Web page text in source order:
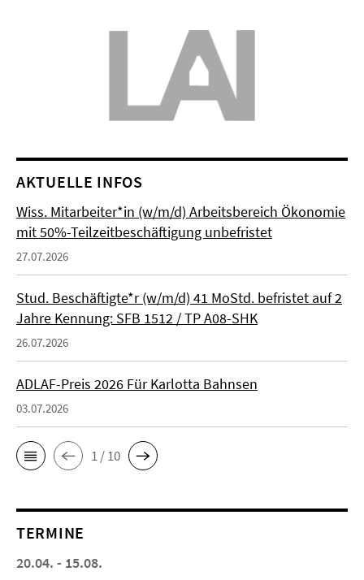
AKTUELLE INFOS
Wiss. Mitarbeiter*in (w/m/d) Arbeitsbereich Ökonomie
mit 50%-Teilzeitbeschäftigung unbefristet
27.07.2026
Stud. Beschäftigte*r (w/m/d) 41 MoStd. befristet auf 2
Jahre Kennung: SFB 1512 / TP A08-SHK
26.07.2026
ADLAF-Preis 2026 Für Karlotta Bahnsen
03.07.2026
1 / 10
TERMINE
20.04. - 15.08.